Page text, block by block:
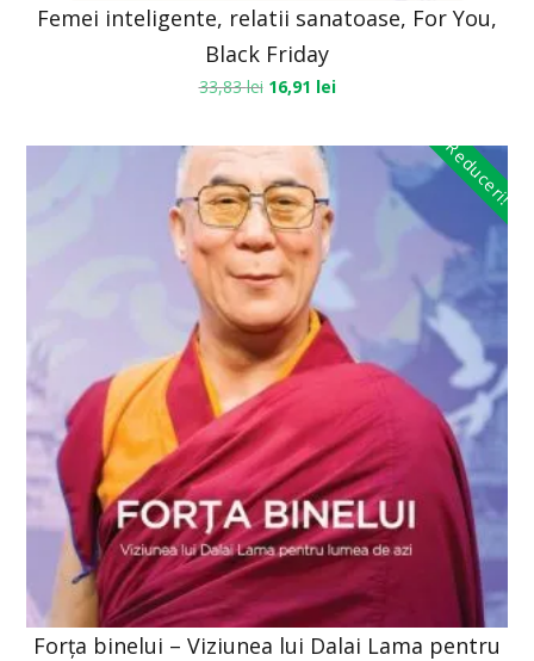
Femei inteligente, relatii sanatoase, For You,
Black Friday
33,83lei 16,91 lei
Reduceri!
Forța binelui – Viziunea lui Dalai Lama pentru